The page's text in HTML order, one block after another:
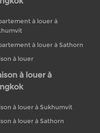
à louer à
à louer à Sathorn
à louer
à louer à
à louer à Sukhumvit
à louer à Sathorn